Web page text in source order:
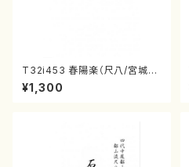
T32i453 春陽楽（尺八/宮城道
雄/楽譜）都山流公刊楽譜曲番:2
160
¥1,300